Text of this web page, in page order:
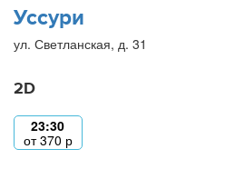
Уссури
ул. Светланская, д. 31
2D
23:30
от370 р